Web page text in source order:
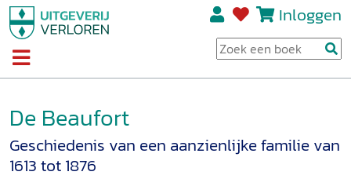
Inloggen
De Beaufort
Geschiedenis van een aanzienlijke familie van
1613 tot 1876